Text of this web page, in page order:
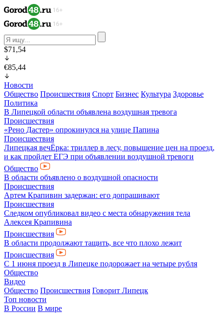
$71,54
€85,44
Новости
Общество Происшествия Спорт Бизнес Культура Здоровье
Политика
В Липецкой области объявлена воздушная тревога
Происшествия
«Рено Дастер» опрокинулся на улице Папина
Происшествия
Липецкая вечЁрка: триллер в лесу, повышение цен на проезд,
и как пройдет ЕГЭ при объявлении воздушной тревоги
Общество
В области объявлено о воздушной опасности
Происшествия
Артем Крапивин задержан: его допрашивают
Происшествия
Следком опубликовал видео с места обнаружения тела
Алексея Крапивина
Происшествия
В области продолжают тащить, все что плохо лежит
Происшествия
С 1 июня проезд в Липецке подорожает на четыре рубля
Общество
Видео
Общество Происшествия Говорит Липецк
Топ новости
В России В мире